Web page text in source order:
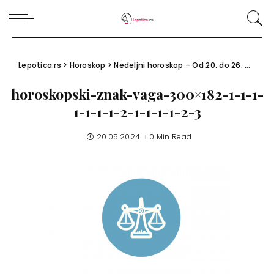
Lepotica.rs > Horoskop >Nedeljni horoskop – Od 20. do 26. maja 2024.
horoskopski-znak-vaga-300×182-1-1-1-
1-1-1-1-2-1-1-1-1-2-3
20.05.2024. 0 Min Read